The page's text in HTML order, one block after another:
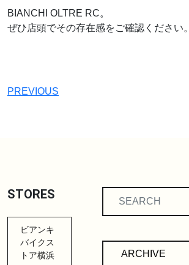
BIANCHI OLTRE RC。
ぜひ店頭でその存在感をご確認ください。
PREVIOUS
STORES
ビアンキ
バイクス
トア横浜